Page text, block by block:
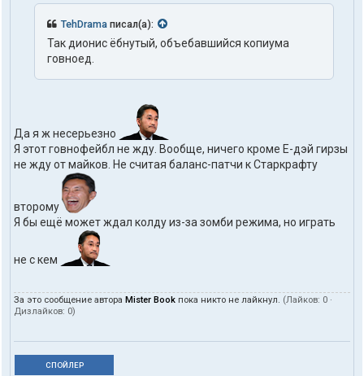
TehDrama писал(а):
Так дионис ёбнутый, объебавшийся копиума
говноед.
Да я ж несерьезно
Я этот говнофейбл не жду. Вообще, ничего кроме Е-дэй гирзы
не жду от майков. Не считая баланс-патчи к Старкрафту
второму
Я бы ещё может ждал колду из-за зомби режима, но играть
не с кем
За это сообщение автора Mister Book пока никто не лайкнул. (Лайков: 0 ·
Дизлайков: 0)
СПОЙЛЕР